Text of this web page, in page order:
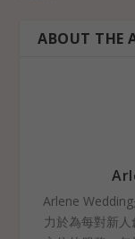
ABOUT THE
Arlene
力於為每對新